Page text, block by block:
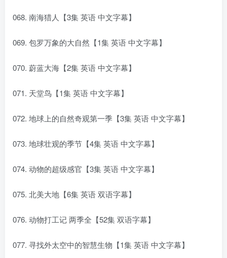
068. 南海猎人【3集 英语 中文字幕】
069. 包罗万象的大自然【1集 英语 中文字幕】
070. 蔚蓝大海【2集 英语 中文字幕】
071. 天堂鸟【1集 英语 中文字幕】
072. 地球上的自然奇观第一季【3集 英语 中文字幕】
073. 地球壮观的季节【4集 英语 中文字幕】
074. 动物的超级感官【3集 英语 中文字幕】
075. 北美大地【6集 英语 双语字幕】
076. 动物打工记 两季全【52集 双语字幕】
077. 寻找外太空中的智慧生物【1集 英语 中文字幕】